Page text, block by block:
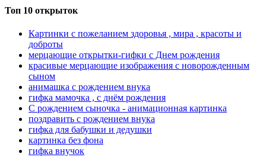
Топ 10 открыток
Картинки с пожеланием здоровья , мира , красоты и
доброты
мерцающие открытки-гифки с Днем рождения
красивые мерцающие изображения с новорожденным
сыном
анимашка с рождением внука
гифка мамочка , с днём рождения
С рождением сыночка - анимационная картинка
поздравить с рождением внука
гифка для бабушки и дедушки
картинка без фона
гифка внучок